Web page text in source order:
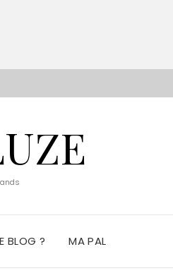
BLOG ? MA PAL